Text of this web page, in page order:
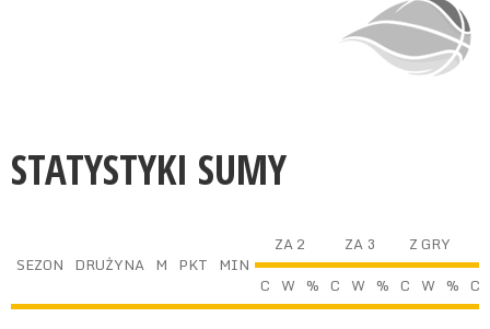
STATYSTYKI SUMY
SEZON DRUŻYNA M PKT MIN
ZA 2 ZA 3 Z GRY
C W % C W % C W % C